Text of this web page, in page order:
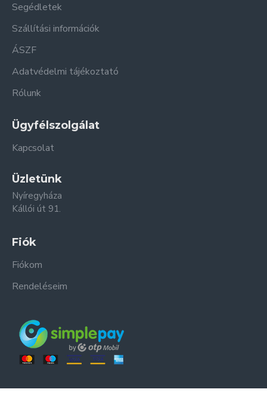
Segédletek
Szállítási információk
ÁSZF
Adatvédelmi tájékoztató
Rólunk
Ügyfélszolgálat
Kapcsolat
Üzletünk
Nyíregyháza
Kállói út 91.
Fiók
Fiókom
Rendeléseim